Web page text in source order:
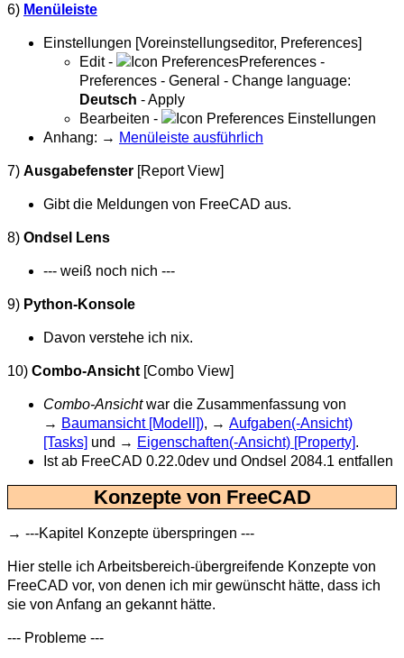
6) Menüleiste
Einstellungen [Voreinstellungseditor, Preferences]
Edit -
Preferences -
Preferences - General - Change language:
Deutsch - Apply
Bearbeiten -
Einstellungen
Anhang: → Menüleiste ausführlich
7) Ausgabefenster [Report View]
Gibt die Meldungen von FreeCAD aus.
8) Ondsel Lens
--- weiß noch nich ---
9) Python-Konsole
Davon verstehe ich nix.
10) Combo-Ansicht [Combo View]
Combo-Ansichtwar die Zusammenfassung von
→ Baumansicht [Modell]), → Aufgaben(-Ansicht)
[Tasks] und → Eigenschaften(-Ansicht) [Property].
Ist ab FreeCAD 0.22.0dev und Ondsel 2084.1 entfallen
Konzepte von FreeCAD
→ ---Kapitel Konzepte überspringen ---
Hier stelle ich Arbeitsbereich-übergreifende Konzepte von
FreeCAD vor, von denen ich mir gewünscht hätte, dass ich
sie von Anfang an gekannt hätte.
--- Probleme ---